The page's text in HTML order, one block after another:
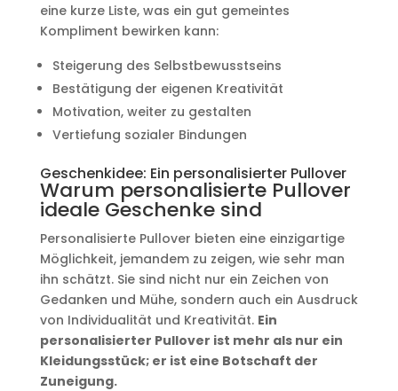
eine kurze Liste, was ein gut gemeintes
Kompliment bewirken kann:
Steigerung des Selbstbewusstseins
Bestätigung der eigenen Kreativität
Motivation, weiter zu gestalten
Vertiefung sozialer Bindungen
Geschenkidee: Ein personalisierter Pullover
Warum personalisierte Pullover
ideale Geschenke sind
Personalisierte Pullover bieten eine einzigartige
Möglichkeit, jemandem zu zeigen, wie sehr man
ihn schätzt. Sie sind nicht nur ein Zeichen von
Gedanken und Mühe, sondern auch ein Ausdruck
von Individualität und Kreativität. Ein
personalisierter Pullover ist mehr als nur ein
Kleidungsstück; er ist eine Botschaft der
Zuneigung.